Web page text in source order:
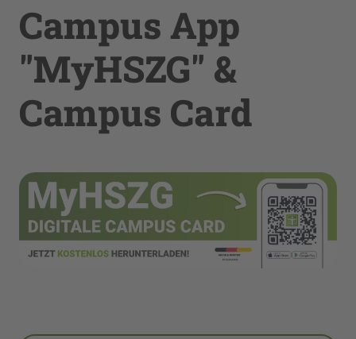
Campus App
"MyHSZG" &
Campus Card